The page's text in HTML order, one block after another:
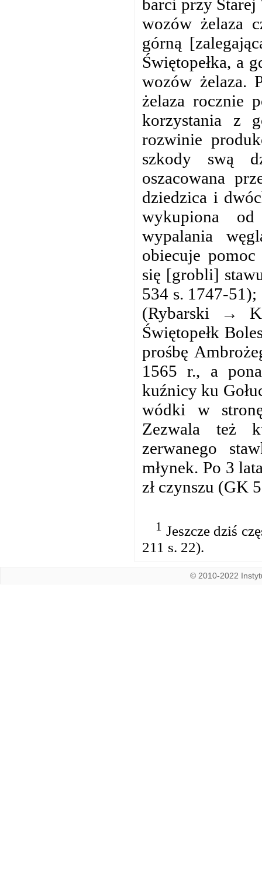
barci przy
wozów żelaza
górną
Świętopełka, a
wozów żelaza.
żelaza rocznie
korzystania z
rozwinie
szkody swą
oszacowana
dziedzica i
wykupiona
wypalania
obiecuje
się [grobli]
534 s. 1747-
(Rybarski →
Świętopełk
prośbę
1565 r., a
kuźnicy ku
wódki w stronę
Zezwala też
zerwanego
młynek. Po 3
zł czynszu (GK
1 Jeszcze dziś
211 s. 22).
© 2010-2022